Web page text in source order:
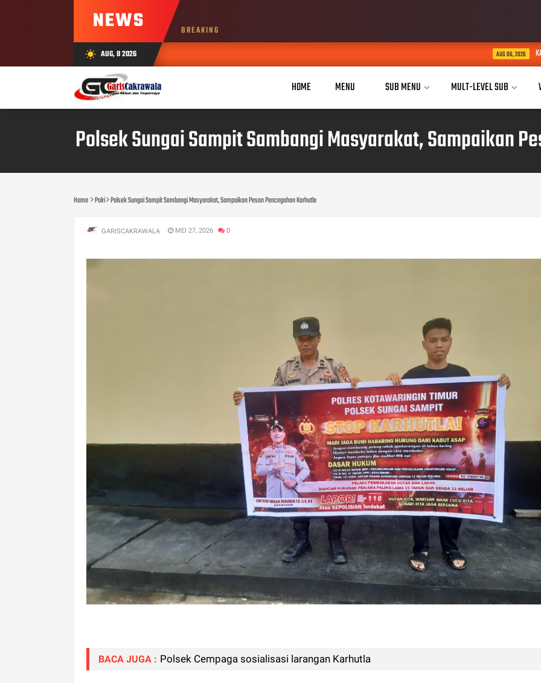
NEWS BREAKING
wb_sunny AUG, 8 2026 KABID HUMAS POLDA
HOME MENU SUB MENU MULT-LEVEL SUB
Polsek Sungai Sampit Sambangi Masyarakat, Sampaikan
Home Polri Polsek Sungai Sampit Sambangi Masyarakat, Sampaikan Pesan Pencegahan Karhutla
GARISCAKRAWALA MEI 27, 2026 0
BACA JUGA : Polsek Cempaga sosialisasi larangan Karhutla